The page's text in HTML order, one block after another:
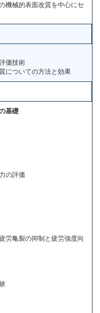
機械的表面改質を中心にセ
価技術
についての方法と効果
基礎
評価
裂の抑制と疲労強度向